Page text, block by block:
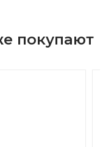
покупают